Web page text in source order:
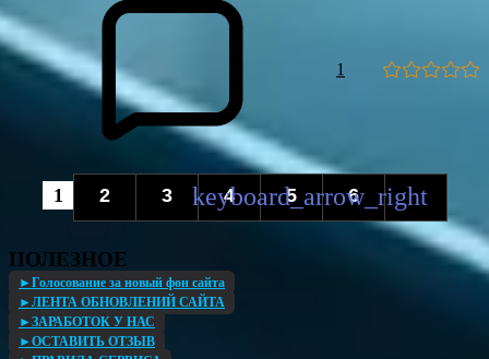
1
1 2 3 4 5 6
ПОЛЕЗНОЕ
►Голосование за новый фон сайта
►ЛЕНТА ОБНОВЛЕНИЙ САЙТА
►ЗАРАБОТОК У НАС
►ОСТАВИТЬ ОТЗЫВ